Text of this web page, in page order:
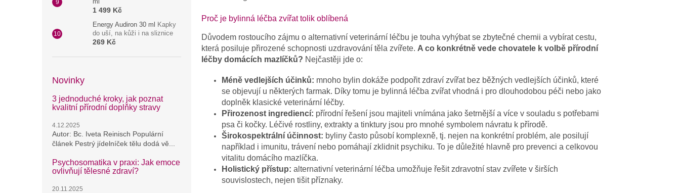
1 499 Kč
Energy Audiron 30 ml
Kapky
do uší, na kůži i na sliznice
269 Kč
Novinky
3 jednoduché kroky, jak poznat
kvalitní přírodní doplňky stravy
4.12.2025
Autor: Bc. Iveta Reinisch Populární
článek Pestrý jídelníček tělu dodá vě...
Psychosomatika v praxi: Jak emoce
ovlivňují tělesné zdraví?
20.11.2025
Proč je bylinná léčba zvířat tolik oblíbená
Důvodem rostoucího zájmu o alternativní veterinární léčbu je touha vyhýbat se zbytečné chemii a vybírat cestu,
která posiluje přirozené schopnosti uzdravování těla zvířete. A co konkrétně vede chovatele k volbě přírodní
léčby domácích mazlíčků? Nejčastěji jde o:
Méně vedlejších účinků: mnoho bylin dokáže podpořit zdraví zvířat bez běžných vedlejších účinků, které
se objevují u některých farmak. Díky tomu je bylinná léčba zvířat vhodná i pro dlouhodobou péči nebo jako
doplněk klasické veterinární léčby.
Přirozenost ingrediencí: přírodní řešení jsou majiteli vnímána jako šetrnější a více v souladu s potřebami
psa či kočky. Léčivé rostliny, extrakty a tinktury jsou pro mnohé symbolem návratu k přírodě.
Širokospektrální účinnost: byliny často působí komplexně, tj. nejen na konkrétní problém, ale posilují
například i imunitu, trávení nebo pomáhají zklidnit psychiku. To je důležité hlavně pro prevenci a celkovou
vitalitu domácího mazlíčka.
Holistický přístup: alternativní veterinární léčba umožňuje řešit zdravotní stav zvířete v širších
souvislostech, nejen tišit příznaky.